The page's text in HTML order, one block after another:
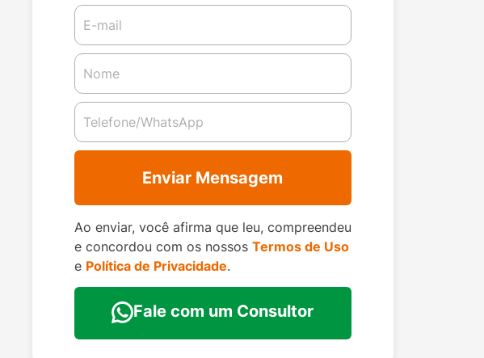
Enviar Mensagem
Ao enviar, você afirma que leu, compreendeu
e concordou com os nossos Termos de Uso
e Política de Privacidade.
Fale com um Consultor